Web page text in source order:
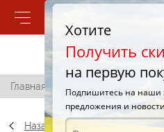
Позвонить
Главная /
Назад
Хотите
Получить
на первую
Подпишитесь на наши
предложения и новости